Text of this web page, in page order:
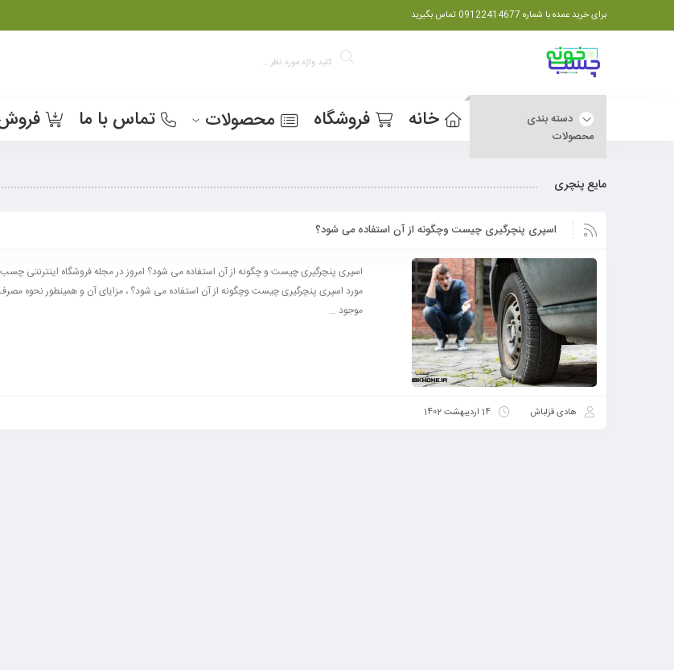
برای خرید عمده با شماره 09122414677 تماس بگیرید
دسته بندی
محصولات
خانه فروشگاه محصولات تماس با ما
مایع پنچری
اسپری پنچرگیری چیست وچگونه از آن استفاده می شود؟
اسپری پنچرگیری چیست و چگونه از آن استفاده می شود؟ امروز در مجله فروشگاه اینترنتی
مورد اسپری پنچرگیری چیست وچگونه از آن استفاده می شود؟ ، مزایای آن و همینطور نحوه
موجود ...
هادی قزلباش 14 اردیبهشت 1402